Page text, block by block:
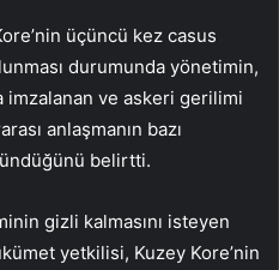
üçüncü kez casus
durumunda yönetimin,
imzalanan ve askeri gerilimi
anlaşmanın bazı
belirtti.
gizli kalmasını isteyen
yetkilisi, Kuzey Kore’nin